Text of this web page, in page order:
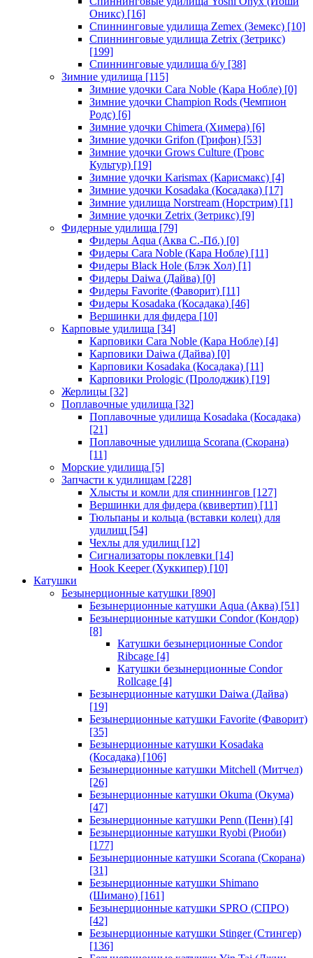
Оникс) [16]
Спиннинговые удилища Zemex (Земекс) [10]
Спиннинговые удилища Zetrix (Зетрикс)
[199]
Спиннинговые удилища б/у [38]
Зимние удилища [115]
Зимние удочки Cara Noble (Кара Нобле) [0]
Зимние удочки Champion Rods (Чемпион
Родс) [6]
Зимние удочки Chimera (Химера) [6]
Зимние удочки Grifon (Грифон) [53]
Зимние удочки Grows Culture (Гровс
Культур) [19]
Зимние удочки Karismax (Карисмакс) [4]
Зимние удочки Kosadaka (Косадака) [17]
Зимние удилища Norstream (Норстрим) [1]
Зимние удочки Zetrix (Зетрикс) [9]
Фидерные удилища [79]
Фидеры Aqua (Аква С.-Пб.) [0]
Фидеры Cara Noble (Кара Нобле) [11]
Фидеры Black Hole (Блэк Хол) [1]
Фидеры Daiwa (Дайва) [0]
Фидеры Favorite (Фаворит) [11]
Фидеры Kosadaka (Косадака) [46]
Вершинки для фидера [10]
Карповые удилища [34]
Карповики Cara Noble (Кара Нобле) [4]
Карповики Daiwa (Дайва) [0]
Карповики Kosadaka (Косадака) [11]
Карповики Prologic (Пролоджик) [19]
Жерлицы [32]
Поплавочные удилища [32]
Поплавочные удилища Kosadaka (Косадака)
[21]
Поплавочные удилища Scorana (Скорана)
[11]
Морские удилища [5]
Запчасти к удилищам [228]
Хлысты и комли для спиннингов [127]
Вершинки для фидера (квивертип) [11]
Тюльпаны и кольца (вставки колец) для
удилищ [54]
Чехлы для удилищ [12]
Сигнализаторы поклевки [14]
Hook Keeper (Хуккипер) [10]
Катушки
Безынерционные катушки [890]
Безынерционные катушки Aqua (Аква) [51]
Безынерционные катушки Condor (Кондор)
[8]
Катушки безынерционные Condor
Ribcage [4]
Катушки безынерционные Condor
Rollcage [4]
Безынерционные катушки Daiwa (Дайва)
[19]
Безынерционные катушки Favorite (Фаворит)
[35]
Безынерционные катушки Kosadaka
(Косадака) [106]
Безынерционные катушки Mitchell (Митчел)
[26]
Безынерционные катушки Okuma (Окума)
[47]
Безынерционные катушки Penn (Пенн) [4]
Безынерционные катушки Ryobi (Риоби)
[177]
Безынерционные катушки Scorana (Скорана)
[31]
Безынерционные катушки Shimano
(Шимано) [161]
Безынерционные катушки SPRO (СПРО)
[42]
Безынерционные катушки Stinger (Стингер)
[136]